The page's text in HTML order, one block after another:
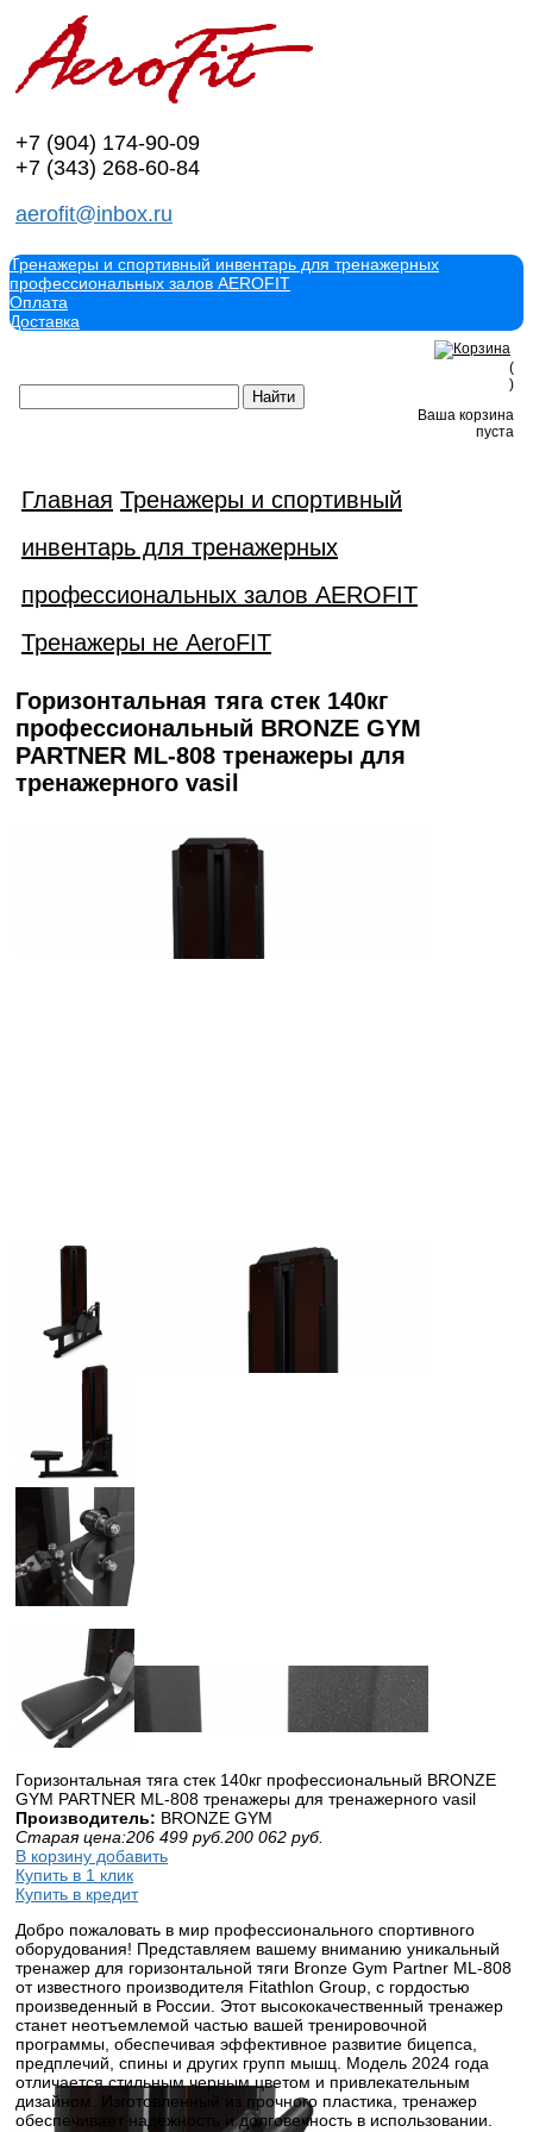
+7 (904) 174-90-09
+7 (343) 268-60-84
aerofit@inbox.ru
Тренажеры и спортивный инвентарь для тренажерных
профессиональных залов AEROFIT
Оплата
Доставка
(
)
Ваша корзина
пуста
Главная Тренажеры и спортивный
инвентарь для тренажерных
профессиональных залов AEROFIT
Тренажеры не AeroFIT
Горизонтальная тяга стек 140кг
профессиональный BRONZE GYM
PARTNER ML-808 тренажеры для
тренажерного vasil
Горизонтальная тяга стек 140кг профессиональный BRONZE
GYM PARTNER ML-808 тренажеры для тренажерного vasil
Производитель: BRONZE GYM
Старая цена:206 499 руб.200 062 руб.
В корзину добавить
Купить в 1 клик
Купить в кредит
Добро пожаловать в мир профессионального спортивного
оборудования! Представляем вашему вниманию уникальный
тренажер для горизонтальной тяги Bronze Gym Partner ML-808
от известного производителя Fitathlon Group, с гордостью
произведенный в России. Этот высококачественный тренажер
станет неотъемлемой частью вашей тренировочной
программы, обеспечивая эффективное развитие бицепса,
предплечий, спины и других групп мышц. Модель 2024 года
отличается стильным черным цветом и привлекательным
дизайном. Изготовленный из прочного пластика, тренажер
обеспечивает надежность и долговечность в использовании.